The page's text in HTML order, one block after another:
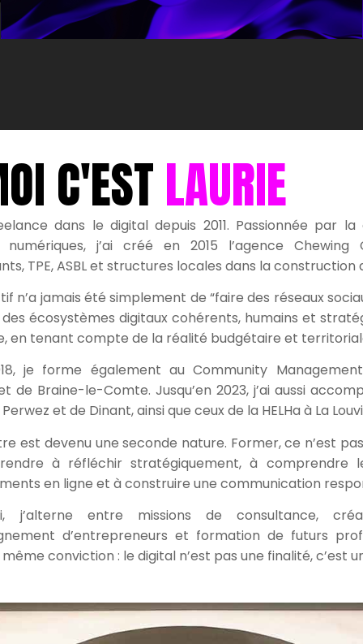
C'ESTLAURIE
dans le digital depuis 2011. Passionnée par
numériques, j’ai créé en 2015 l’agence
TPE, ASBL et structures locales dans la
n’a jamais été simplement de “faire des réseaux
écosystèmes digitaux cohérents, humains et
en tenant compte de la réalité budgétaire et
je forme également au Community
de Braine-le-Comte. Jusqu’en 2023, j’ai aussi
Perwez et de Dinant, ainsi que ceux de la HELHa à La
est devenu une seconde nature. Former, ce n’est
à réfléchir stratégiquement, à comprendre
en ligne et à construire une communication
j’alterne entre missions de consultance,
d’entrepreneurs et formation de futurs
conviction : le digital n’est pas une finalité, c’est